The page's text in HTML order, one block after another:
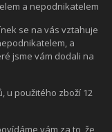
a nepodnikatelem
se na vás vztahuje
a
jsme vám dodali na
u použitého zboží 12
vám za to, že